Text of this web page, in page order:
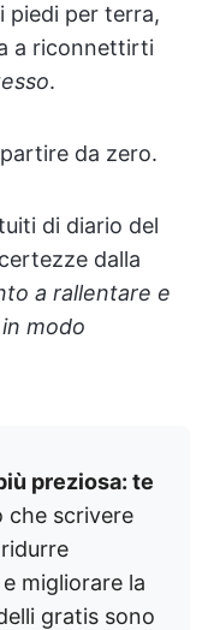
piedi per terra,
a riconnettirti
.
da zero.
di diario del
dalla
a rallentare e
modo
preziosa: te
che scrivere
migliorare la
gratis sono